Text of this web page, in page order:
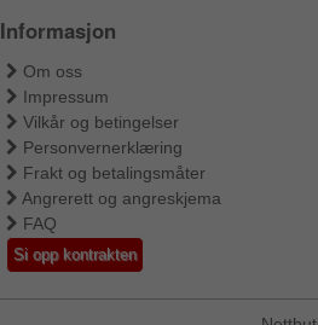
Informasjon
Om oss
Impressum
Vilkår og betingelser
Personvernerklæring
Frakt og betalingsmåter
Angrerett og angreskjema
FAQ
Si opp kontrakten